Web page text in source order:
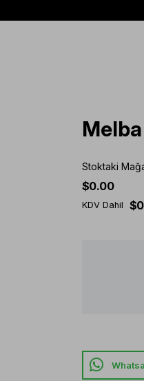
Stoktaki
$0.00
KDV Dahil